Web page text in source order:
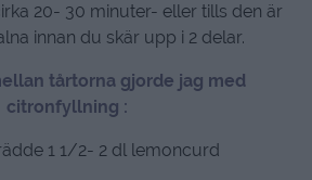
20- 30 minuter- eller tills den är
innan du skär upp i 2 delar.
tårtorna gjorde jag med
citronfyllning :
1 1/2- 2 dl lemoncurd